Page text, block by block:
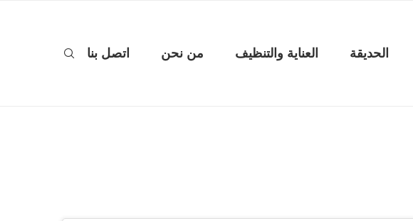
الحديقة العناية والتنظيف من نحن اتصل بنا